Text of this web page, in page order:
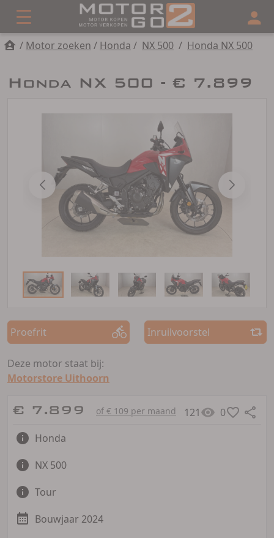
/ Motor zoeken / Honda / NX 500 / Honda NX 500
Honda NX 500 - € 7.899
Proefrit Inruilvoorstel
Deze motor staat bij:
Motorstore Uithoorn
€ 7.899 of € 109 per maand 121
0
Honda
NX 500
Tour
Bouwjaar 2024